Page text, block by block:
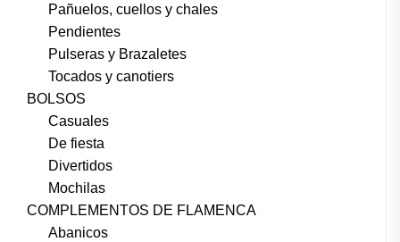
Pañuelos, cuellos y chales
Pendientes
Pulseras y Brazaletes
Tocados y canotiers
BOLSOS
Casuales
De fiesta
Divertidos
Mochilas
COMPLEMENTOS DE FLAMENCA
Abanicos